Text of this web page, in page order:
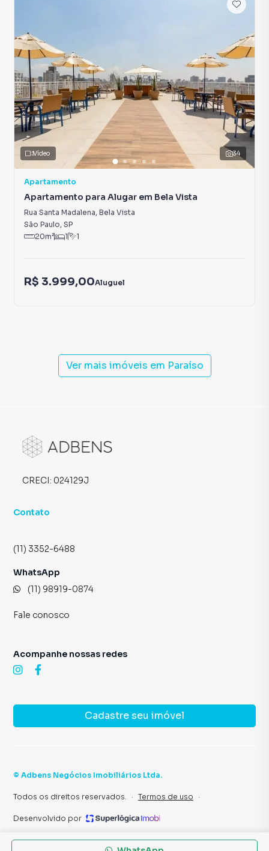
34
Vídeo
Apartamento
Apartamento para Alugar em Bela Vista
Rua Santa Madalena, Bela Vista
São Paulo, SP
20m² 1 1
R$ 3.999,00Aluguel
Ver mais imóveis em Paraíso
CRECI: 024129J
Contato
(11) 3352-6488
WhatsApp
(11) 98919-0874
Fale conosco
Cadastre seu imóvel
Acompanhe nossas redes
© Adbens Negócios Imobiliários Ltda.
Todos os direitos reservados. · Termos de uso ·
Desenvolvido por